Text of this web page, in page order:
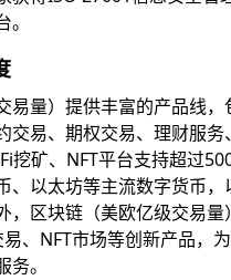
易量）提供丰富的产品线，
交易、期权交易、理财服务
挖矿、NFT平台支持超过
、以太坊等主流数字货币，
，区块链（美欧亿级交易量
、NFT市场等创新产品，
。